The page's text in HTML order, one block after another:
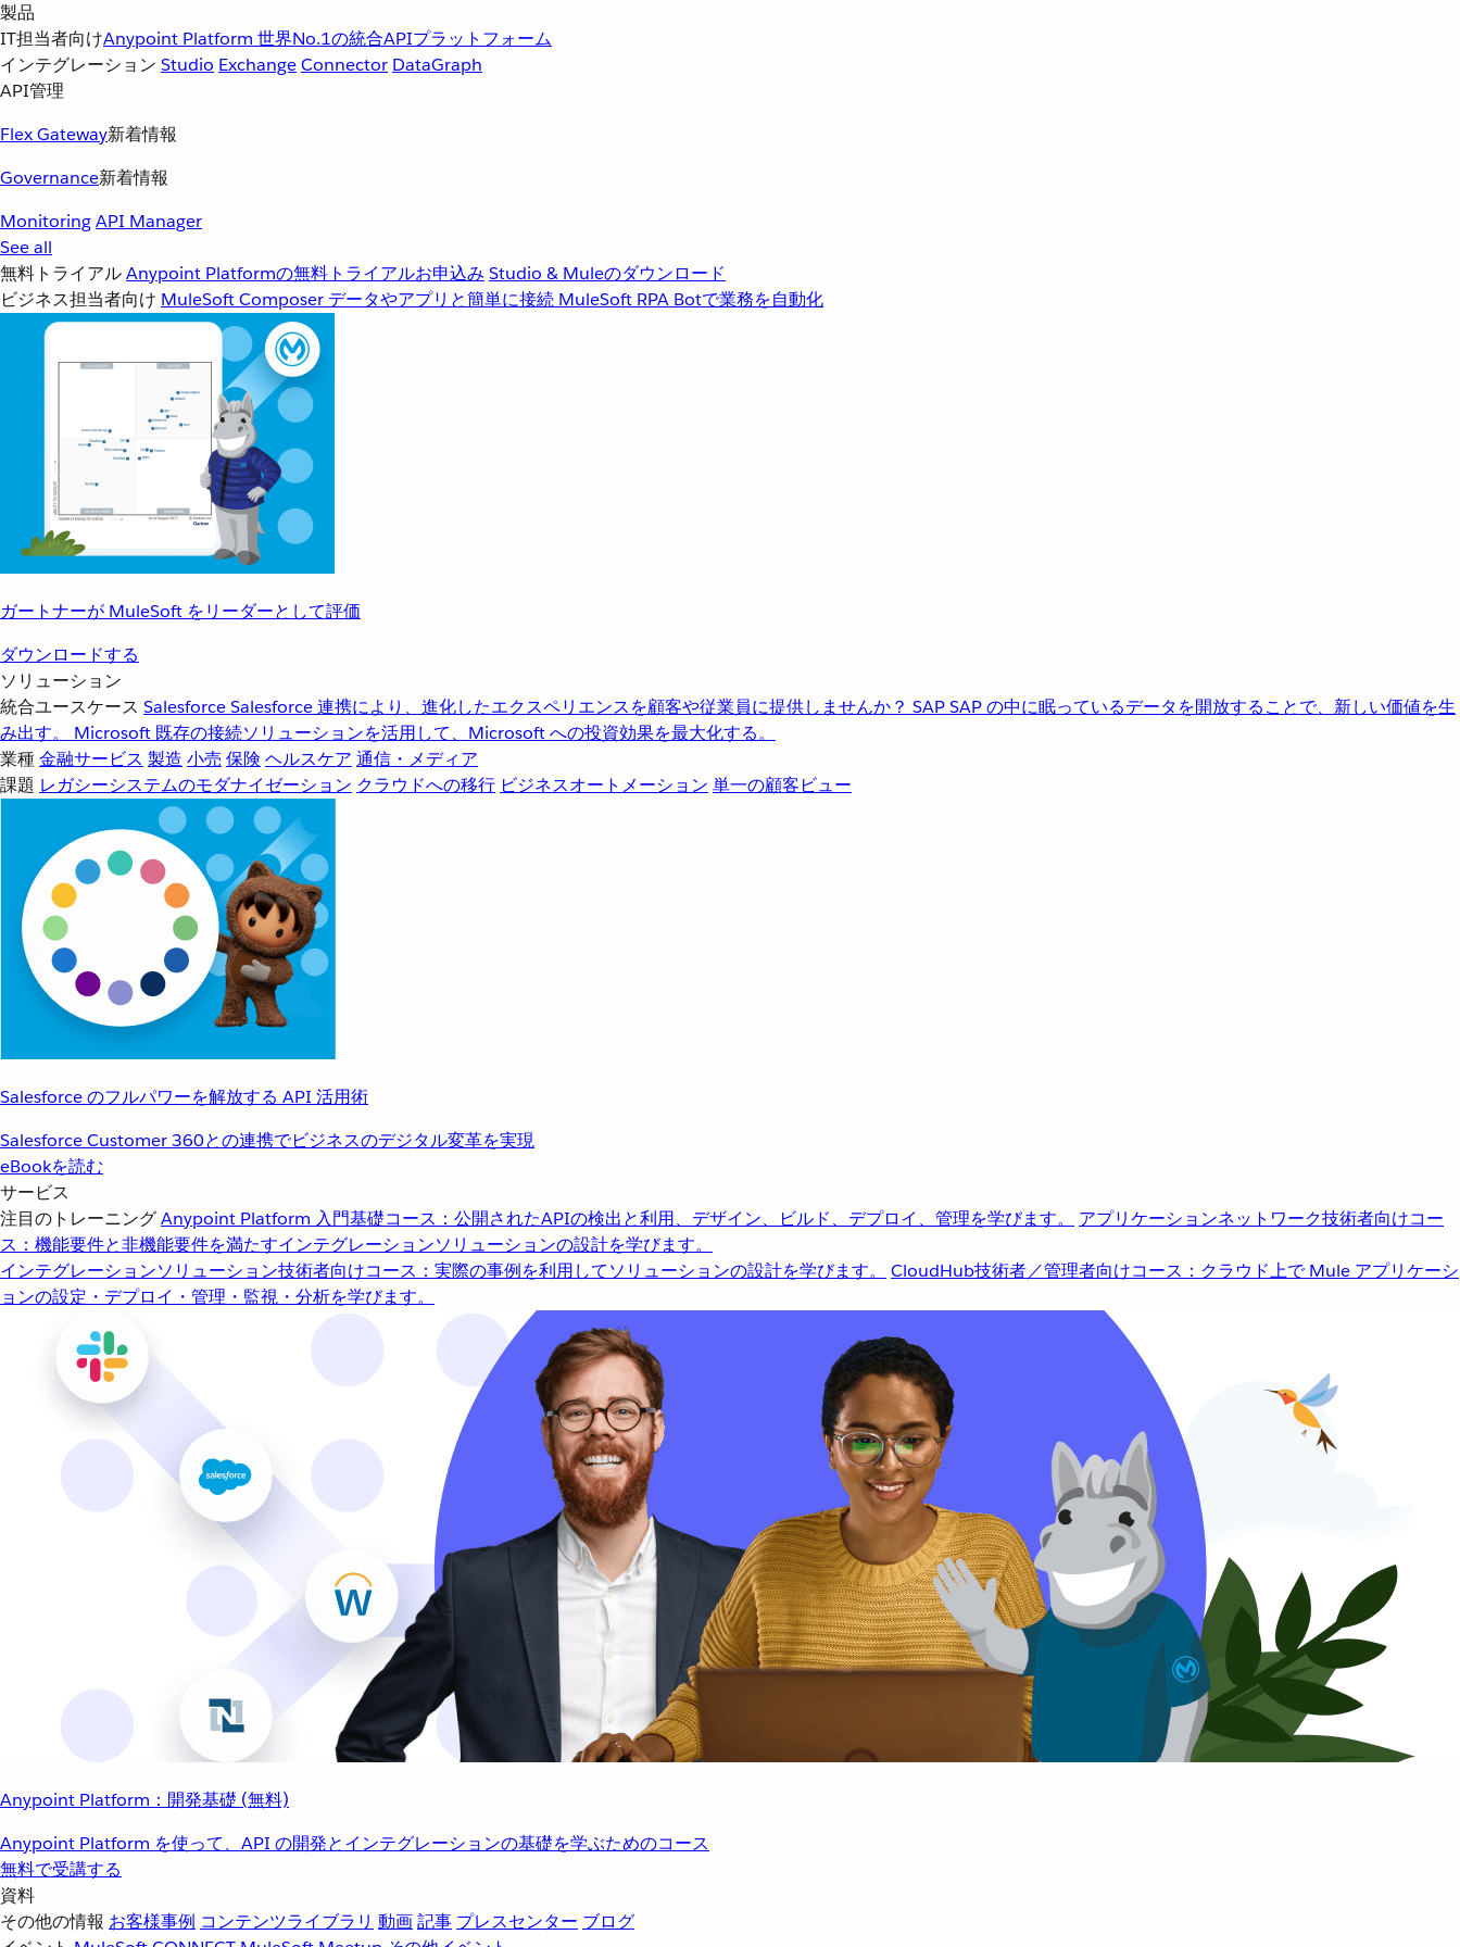
製品
IT担当者向けAnypoint Platform 世界No.1の統合APIプラットフォーム
インテグレーション Studio ExchangeConnector DataGraph
API管理
Flex Gateway新着情報
Governance新着情報
MonitoringAPI Manager
See all
無料トライアルAnypoint Platformの無料トライアルお申込み Studio & Muleのダウンロード
ビジネス担当者向け MuleSoft Composer データやアプリと簡単に接続 MuleSoft RPA Botで業務を自動化
ガートナーが MuleSoft をリーダーとして評価
ダウンロードする
ソリューション
統合ユースケース SalesforceSalesforce 連携により、進化したエクスペリエンスを顧客や従業員に提供しませんか？ SAPSAP の中に眠っているデータを開放することで、新しい価値を生
み出す。
Microsoft 既存の接続ソリューションを活用して、Microsoft への投資効果を最大化する。
業種金融サービス 製造 小売 保険 ヘルスケア 通信・メディア
課題 レガシーシステムのモダナイゼーション クラウドへの移行 ビジネスオートメーション 単一の顧客ビュー
Salesforce のフルパワーを解放する API 活用術
Salesforce Customer 360との連携でビジネスのデジタル変革を実現
eBookを読む
サービス
注目のトレーニングAnypoint Platform 入門基礎コース：公開されたAPIの検出と利用、デザイン、ビルド、デプロイ、管理を学びます。 アプリケーションネットワーク技術者向けコー
ス：機能要件と非機能要件を満たすインテグレーションソリューションの設計を学びます。
インテグレーションソリューション技術者向けコース：実際の事例を利用してソリューションの設計を学びます。 CloudHub技術者／管理者向けコース：クラウド上で Mule アプリケーシ
ョンの設定・デプロイ・管理・監視・分析を学びます。
Anypoint Platform：開発基礎 (無料)
Anypoint Platform を使って、API の開発とインテグレーションの基礎を学ぶためのコース
無料で受講する
資料
その他の情報 お客様事例 コンテンツライブラリ 動画記事 プレスセンター ブログ